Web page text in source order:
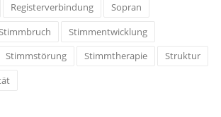
Registerverbindung
Sopran
Stimmentwicklung
Stimmstörung Stimmtherapie
Struktur